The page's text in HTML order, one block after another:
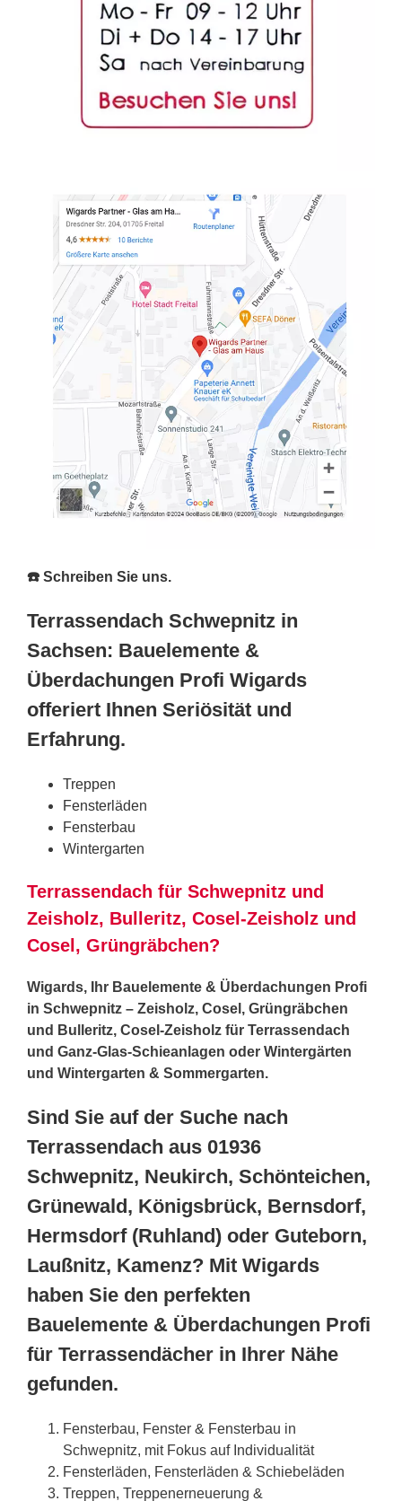
☎️ Schreiben Sie uns.
Terrassendach Schwepnitz in
Sachsen: Bauelemente &
Überdachungen Profi Wigards
offeriert Ihnen Seriösität und
Erfahrung.
Treppen
Fensterläden
Fensterbau
Wintergarten
Terrassendach für Schwepnitz und
Zeisholz, Bulleritz, Cosel-Zeisholz und
Cosel, Grüngräbchen?
Wigards, Ihr Bauelemente & Überdachungen Profi
in Schwepnitz – Zeisholz, Cosel, Grüngräbchen
und Bulleritz, Cosel-Zeisholz für Terrassendach
und Ganz-Glas-Schieanlagen oder Wintergärten
und Wintergarten & Sommergarten.
Sind Sie auf der Suche nach
Terrassendach aus 01936
Schwepnitz, Neukirch, Schönteichen,
Grünewald, Königsbrück, Bernsdorf,
Hermsdorf (Ruhland) oder Guteborn,
Laußnitz, Kamenz? Mit Wigards
haben Sie den perfekten
Bauelemente & Überdachungen Profi
für Terrassendächer in Ihrer Nähe
gefunden.
Fensterbau, Fenster & Fensterbau in
Schwepnitz, mit Fokus auf Individualität
Fensterläden, Fensterläden & Schiebeläden
Treppen, Treppenerneuerung &